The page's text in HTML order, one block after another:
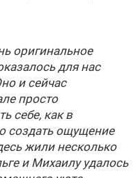
оригинальное
для нас
и сейчас
просто
себе, как в
создать ощущение
жили несколько
и Михаилу удалось